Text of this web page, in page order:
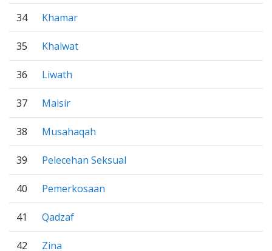
34 Khamar
35 Khalwat
36 Liwath
37 Maisir
38 Musahaqah
39 Pelecehan Seksual
40 Pemerkosaan
41 Qadzaf
42 Zina